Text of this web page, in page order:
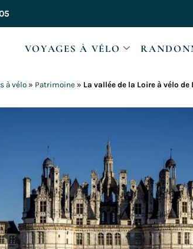
VOYAGES À VÉLO
à vélo » Patrimoine » La vallée de la Loire à vélo